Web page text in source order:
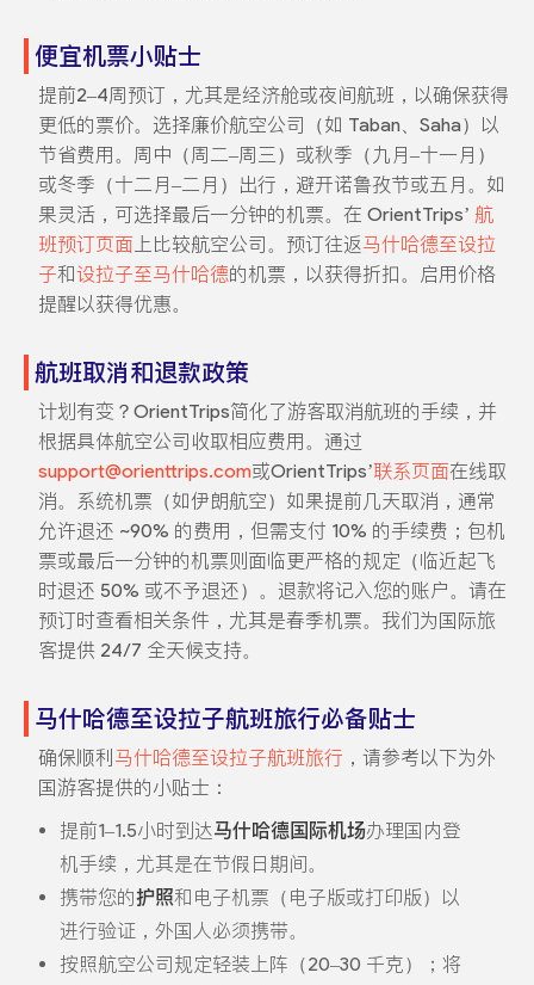
便宜机票小贴士
提前2–4周预订，尤其是经济舱或夜间航班，以确保获得
更低的票价。选择廉价航空公司（如 Taban、Saha）以
节省费用。周中（周二–周三）或秋季（九月–十一月）
或冬季（十二月–二月）出行，避开诺鲁孜节或五月。如
果灵活，可选择最后一分钟的机票。在 OrientTrips’ 航
班预订页面 上比较航空公司。预订往返马什哈德至设拉
子和设拉子至马什哈德的机票，以获得折扣。启用价格
提醒以获得优惠。
航班取消和退款政策
计划有变？OrientTrips简化了游客取消航班的手续，并
根据具体航空公司收取相应费用。通过
support@orienttrips.com或OrientTrips’联系页面在线取
消。系统机票（如伊朗航空）如果提前几天取消，通常
允许退还 ~90% 的费用，但需支付 10% 的手续费；包机
票或最后一分钟的机票则面临更严格的规定（临近起飞
时退还 50% 或不予退还）。退款将记入您的账户。请在
预订时查看相关条件，尤其是春季机票。我们为国际旅
客提供 24/7 全天候支持。
马什哈德至设拉子航班旅行必备贴士
确保顺利 马什哈德至设拉子航班旅行 ，请参考以下为外
国游客提供的小贴士：
提前1–1.5小时到达马什哈德国际机场办理国内登
机手续，尤其是在节假日期间。
携带您的护照和电子机票（电子版或打印版）以
进行验证，外国人必须携带。
按照航空公司规定轻装上阵（20–30 千克）；将